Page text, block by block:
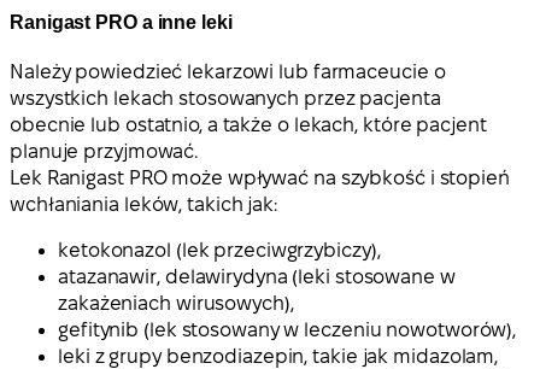
Ranigast PRO a inne leki
Należy powiedzieć lekarzowi lub farmaceucie o
wszystkich lekach stosowanych przez pacjenta
obecnie lub ostatnio, a także o lekach, które pacjent
planuje przyjmować.
Lek Ranigast PRO może wpływać na szybkość i stopień
wchłaniania leków, takich jak:
ketokonazol (lek przeciwgrzybiczy),
atazanawir, delawirydyna (leki stosowane w
zakażeniach wirusowych),
gefitynib (lek stosowany w leczeniu nowotworów),
leki z grupy benzodiazepin, takie jak midazolam,